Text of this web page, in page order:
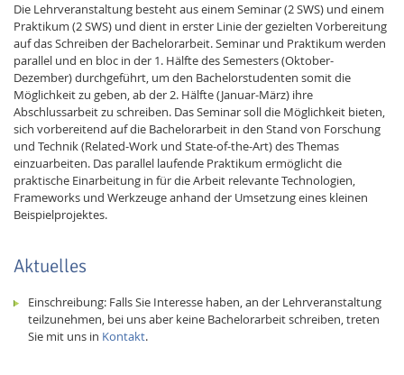
Die Lehrveranstaltung besteht aus einem Seminar (2 SWS) und einem
Praktikum (2 SWS) und dient in erster Linie der gezielten Vorbereitung
auf das Schreiben der Bachelorarbeit. Seminar und Praktikum werden
parallel und en bloc in der 1. Hälfte des Semesters (Oktober-
Dezember) durchgeführt, um den Bachelorstudenten somit die
Möglichkeit zu geben, ab der 2. Hälfte (Januar-März) ihre
Abschlussarbeit zu schreiben. Das Seminar soll die Möglichkeit bieten,
sich vorbereitend auf die Bachelorarbeit in den Stand von Forschung
und Technik (Related-Work und State-of-the-Art) des Themas
einzuarbeiten. Das parallel laufende Praktikum ermöglicht die
praktische Einarbeitung in für die Arbeit relevante Technologien,
Frameworks und Werkzeuge anhand der Umsetzung eines kleinen
Beispielprojektes.
Aktuelles
Einschreibung: Falls Sie Interesse haben, an der Lehrveranstaltung
teilzunehmen, bei uns aber keine Bachelorarbeit schreiben, treten
Sie mit uns in Kontakt.